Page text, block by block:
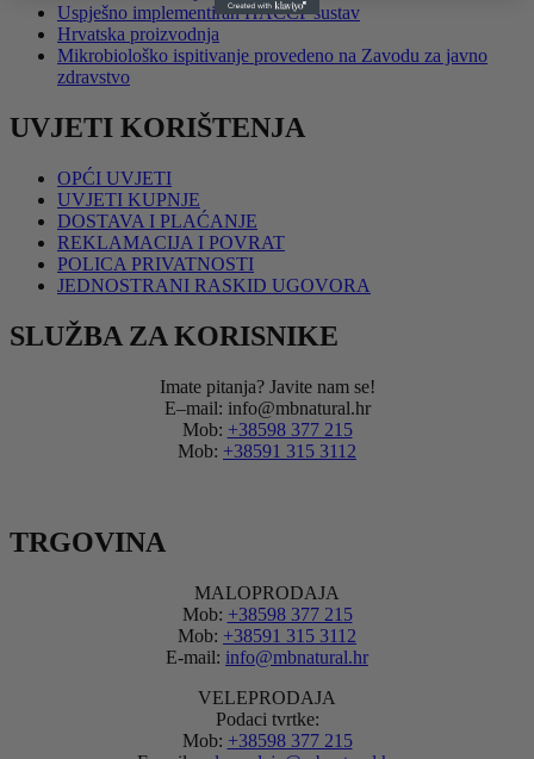
Uspješno implementiran HACCP sustav
Hrvatska proizvodnja
Mikrobiološko ispitivanje provedeno na Zavodu za javno
zdravstvo
UVJETI KORIŠTENJA
OPĆI UVJETI
UVJETI KUPNJE
DOSTAVA I PLAĆANJE
REKLAMACIJA I POVRAT
POLICA PRIVATNOSTI
JEDNOSTRANI RASKID UGOVORA
SLUŽBA ZA KORISNIKE
Imate pitanja? Javite nam se!
E–mail: info@mbnatural.hr
Mob: +38598 377 215
Mob: +38591 315 3112
TRGOVINA
MALOPRODAJA
Mob: +38598 377 215
Mob: +38591 315 3112
E-mail: info@mbnatural.hr
VELEPRODAJA
Podaci tvrtke:
Mob: +38598 377 215